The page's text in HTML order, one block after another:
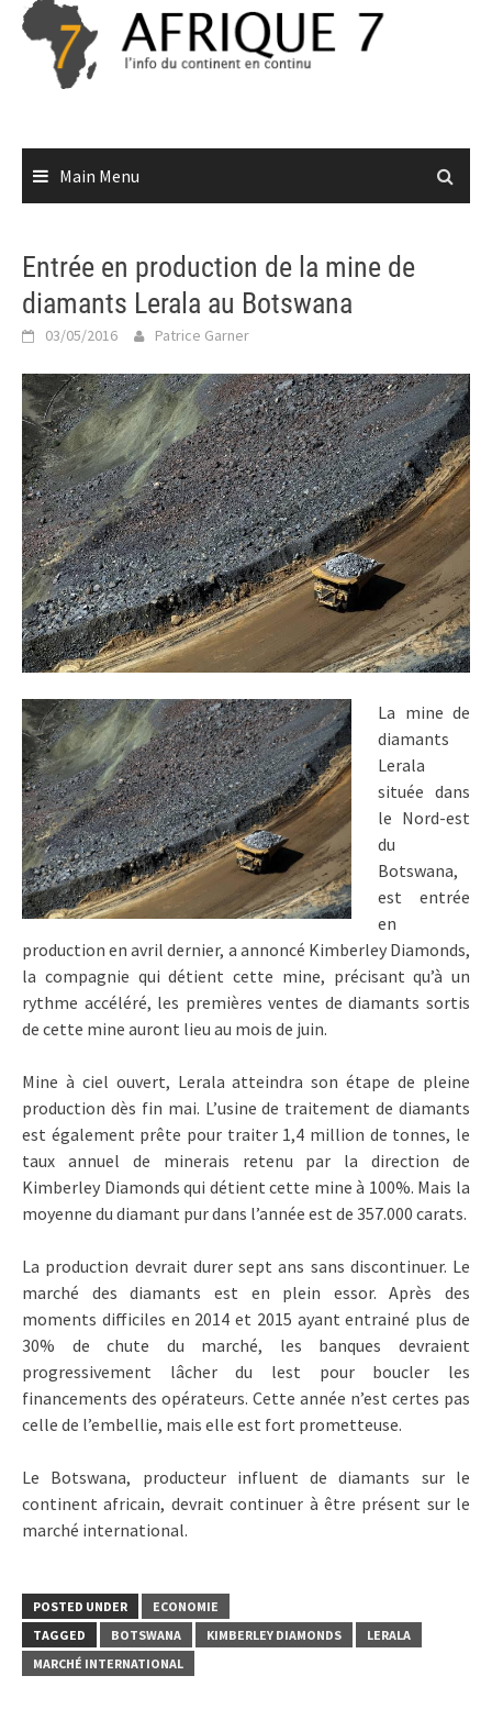
Skip
content
Main Menu
Entrée en production de la mine de
diamants Lerala au Botswana
03/05/2016 Patrice Garner
La mine de
diamants
Lerala
située dans
le Nord-est
du
Botswana,
est entrée
en
production en avril dernier, a annoncé Kimberley Diamonds,
la compagnie qui détient cette mine, précisant qu’à un
rythme accéléré, les premières ventes de diamants sortis
de cette mine auront lieu au mois de juin.
Mine à ciel ouvert, Lerala atteindra son étape de pleine
production dès fin mai. L’usine de traitement de diamants
est également prête pour traiter 1,4 million de tonnes, le
taux annuel de minerais retenu par la direction de
Kimberley Diamonds qui détient cette mine à 100%. Mais la
moyenne du diamant pur dans l’année est de 357.000 carats.
La production devrait durer sept ans sans discontinuer. Le
marché des diamants est en plein essor. Après des
moments difficiles en 2014 et 2015 ayant entrainé plus de
30% de chute du marché, les banques devraient
progressivement lâcher du lest pour boucler les
financements des opérateurs. Cette année n’est certes pas
celle de l’embellie, mais elle est fort prometteuse.
Le Botswana, producteur influent de diamants sur le
continent africain, devrait continuer à être présent sur le
marché international.
POSTED UNDER
ECONOMIE
TAGGED
BOTSWANA KIMBERLEY DIAMONDS
LERALA
MARCHÉ INTERNATIONAL